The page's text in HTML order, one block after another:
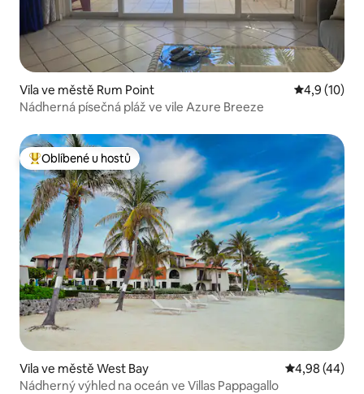
Vila ve městě Rum Point Průměrné
4,9 (10)
Nádherná písečná pláž ve vile Azure Breeze
Nejlepší v kategorii Oblíbené u hostů
Oblíbené u hostů
Vila ve městě West Bay Průměrné
4,98 (44)
Nádherný výhled na oceán ve Villas Pappagallo